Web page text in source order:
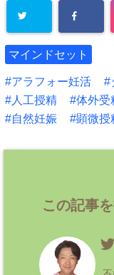
マインドセット
アラフォー妊活
人工授精
体外受
自然妊娠
顕微授
この記事